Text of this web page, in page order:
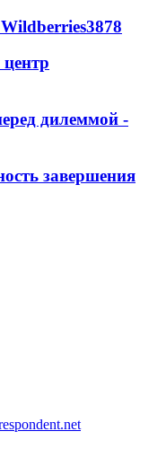
3878
дилеммой -
завершения